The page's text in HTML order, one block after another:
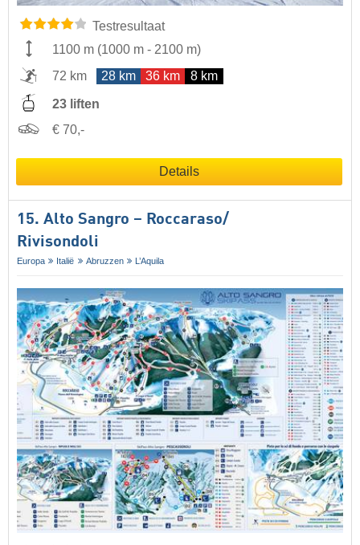
Testresultaat
1100 m (1000 m - 2100 m)
72 km
28 km 36 km 8 km
23 liften
€ 70,-
Details
15. Alto Sangro – Roccaraso/​
Rivisondoli
Europa Italië Abruzzen L’Aquila